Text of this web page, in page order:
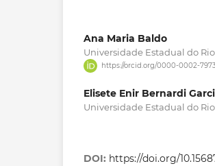
Ana Maria Baldo
Universidade Estadual do
https://orcid.org/0000-0002-
Elisete Enir Bernardi
Universidade Estadual do
DOI: https://doi.org/